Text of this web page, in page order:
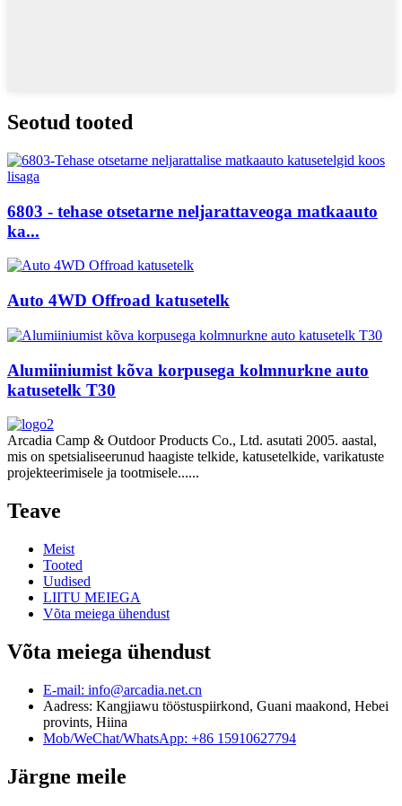
Seotud tooted
6803 - tehase otsetarne neljarattaveoga matkaauto
ka...
Auto 4WD Offroad katusetelk
Alumiiniumist kõva korpusega kolmnurkne auto
katusetelk T30
Arcadia Camp & Outdoor Products Co., Ltd. asutati 2005. aastal,
mis on spetsialiseerunud haagiste telkide, katusetelkide, varikatuste
projekteerimisele ja tootmisele......
Teave
Meist
Tooted
Uudised
LIITU MEIEGA
Võta meiega ühendust
Võta meiega ühendust
E-mail: info@arcadia.net.cn
Aadress: Kangjiawu tööstuspiirkond, Guani maakond, Hebei
provints, Hiina
Mob/WeChat/WhatsApp: +86 15910627794
Järgne meile